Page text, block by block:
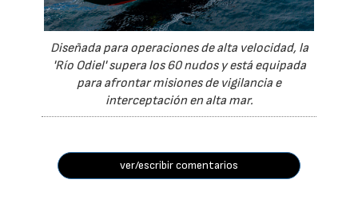
Diseñada para operaciones de alta velocidad, la
'Río Odiel' supera los 60 nudos y está equipada
para afrontar misiones de vigilancia e
interceptación en alta mar.
ver/escribir comentarios